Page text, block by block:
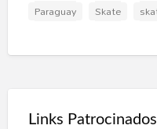
Paraguay
Skate
Links Patrocinados